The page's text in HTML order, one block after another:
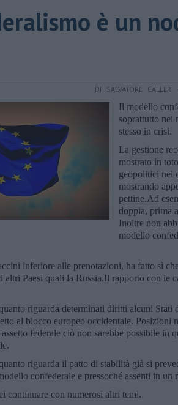
è un
DI SALVATORE CALLERI
Il modello
soprattutto nei
stesso in crisi.
La gestione
mostrato in
geopolitici nei
mostrando
pettine.Ad
doppia, prima
Inoltre non
modello
inferiore alle prenotazioni, ha fatto sì
altri Paesi quali la Russia.Il rapporto con le
riguarda determinati diritti alcuni Stati
al blocco europeo occidentale.
federale ciò non sarebbe possibile in
riguarda il patto di stabilità già si
confederale e pressoché assenti in un
continuare con numerosi altri temi.